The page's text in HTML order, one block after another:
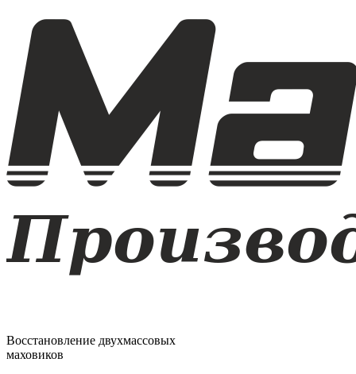
Восстановление двухмассовых
маховиков